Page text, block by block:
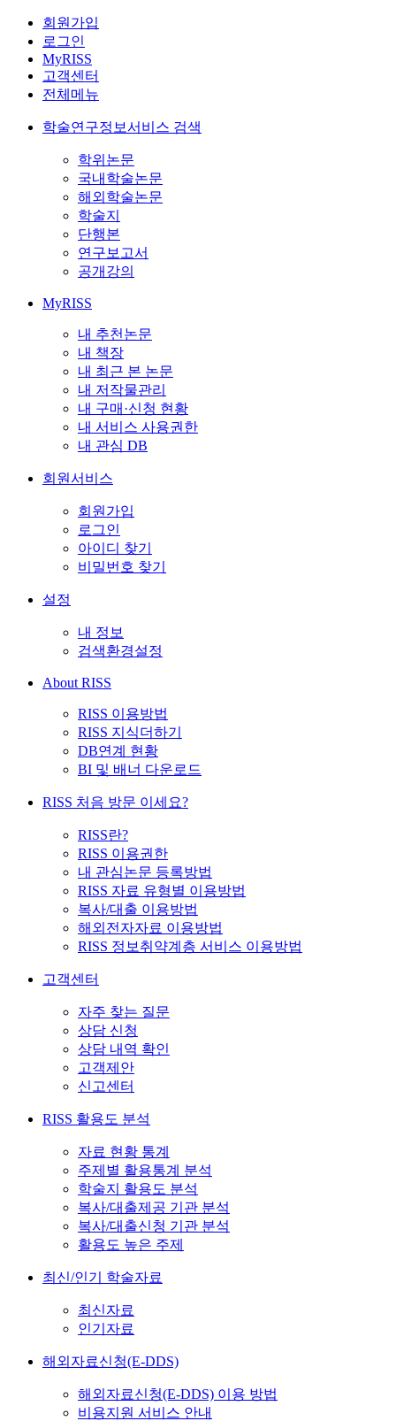
회원가입
로그인
MyRISS
고객센터
전체메뉴
학술연구정보서비스 검색
학위논문
국내학술논문
해외학술논문
학술지
단행본
연구보고서
공개강의
MyRISS
내 추천논문
내 책장
내 최근 본 논문
내 저작물관리
내 구매·신청 현황
내 서비스 사용권한
내 관심 DB
회원서비스
회원가입
로그인
아이디 찾기
비밀번호 찾기
설정
내 정보
검색환경설정
About RISS
RISS 이용방법
RISS 지식더하기
DB연계 현황
BI 및 배너 다운로드
RISS 처음 방문 이세요?
RISS란?
RISS 이용권한
내 관심논문 등록방법
RISS 자료 유형별 이용방법
복사/대출 이용방법
해외전자자료 이용방법
RISS 정보취약계층 서비스 이용방법
고객센터
자주 찾는 질문
상담 신청
상담 내역 확인
고객제안
신고센터
RISS 활용도 분석
자료 현황 통계
주제별 활용통계 분석
학술지 활용도 분석
복사/대출제공 기관 분석
복사/대출신청 기관 분석
활용도 높은 주제
최신/인기 학술자료
최신자료
인기자료
해외자료신청(E-DDS)
해외자료신청(E-DDS) 이용 방법
비용지원 서비스 안내